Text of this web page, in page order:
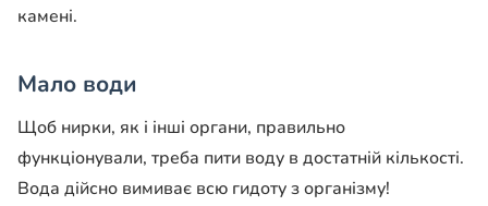
камені.
Мало води
Щоб нирки, як і інші органи, правильно
функціонували, треба пити воду в достатній кількості.
Вода дійсно вимиває всю гидоту з організму!